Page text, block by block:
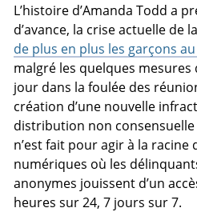
L’histoire d’Amanda Todd a
d’avance, la crise actuelle de
de plus en plus les garçons
malgré les quelques
jour dans la foulée des
création d’une nouvelle
distribution non consensuelle
n’est fait pour agir à la racine
numériques où les
anonymes jouissent d’un
heures sur 24, 7 jours sur 7.